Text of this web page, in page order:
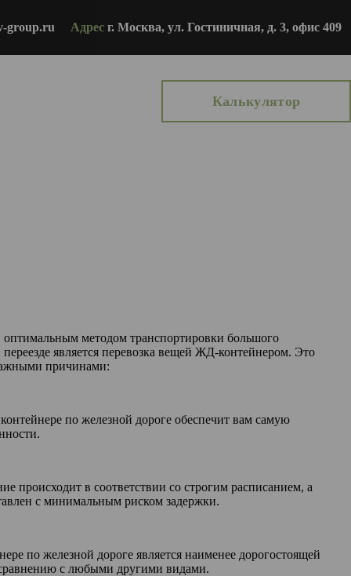
group.ru Адрес г. Москва, ул. Гостиничная, д. 3, офис 409
Калькулятор
оптимальным методом транспортировки большого
является перевозка вещей ЖД-контейнером. Это
причинами:
по железной дороге обеспечит вам самую
происходит в соответствии со строгим расписанием, а
с минимальным риском задержки.
по железной дороге является наименее дорогостоящей
с любыми другими видами.